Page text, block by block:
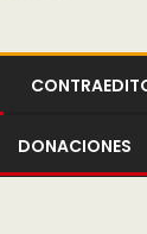
DONACIONES